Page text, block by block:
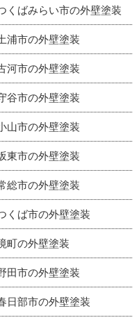
くばみらい市の外壁塗装
浦市の外壁塗装
河市の外壁塗装
谷市の外壁塗装
山市の外壁塗装
東市の外壁塗装
総市の外壁塗装
くば市の外壁塗装
町の外壁塗装
田市の外壁塗装
日部市の外壁塗装